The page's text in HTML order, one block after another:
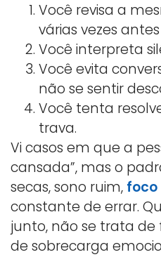
Você revisa a
várias vezes
Você interpreta
Você evita
não se sentir
Você tenta
trava.
Vi casos em que a
cansada”, mas o
secas, sono ruim, foco
constante de errar.
junto, não se trata de
de sobrecarga